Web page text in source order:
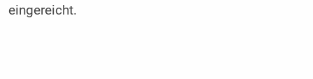
eingereicht.